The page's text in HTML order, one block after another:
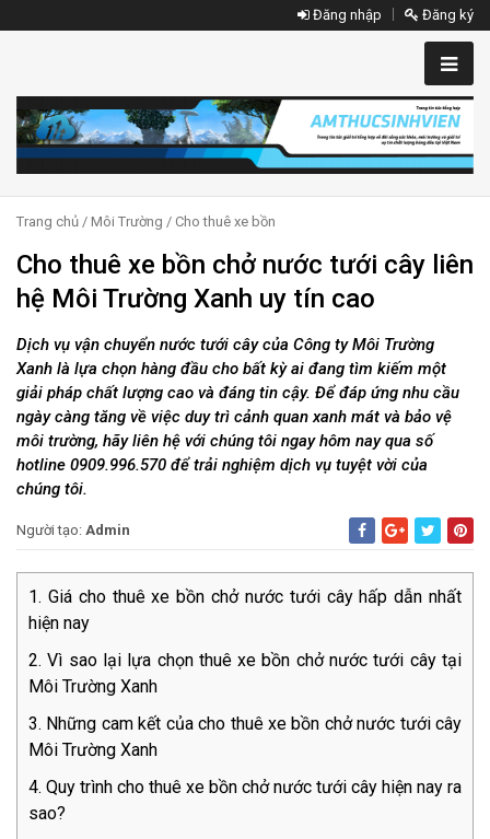
Đăng nhập Đăng ký
Trang chủ / Môi Trường / Cho thuê xe bồn
Cho thuê xe bồn chở nước tưới cây liên
hệ Môi Trường Xanh uy tín cao
Dịch vụ vận chuyển nước tưới cây của Công ty Môi Trường
Xanh là lựa chọn hàng đầu cho bất kỳ ai đang tìm kiếm một
giải pháp chất lượng cao và đáng tin cậy. Để đáp ứng nhu cầu
ngày càng tăng về việc duy trì cảnh quan xanh mát và bảo vệ
môi trường, hãy liên hệ với chúng tôi ngay hôm nay qua số
hotline 0909.996.570 để trải nghiệm dịch vụ tuyệt vời của
chúng tôi.
Người tạo: Admin
Giá cho thuê xe bồn chở nước tưới cây hấp dẫn nhất
hiện nay
Vì sao lại lựa chọn thuê xe bồn chở nước tưới cây tại
Môi Trường Xanh
Những cam kết của cho thuê xe bồn chở nước tưới cây
Môi Trường Xanh
Quy trình cho thuê xe bồn chở nước tưới cây hiện nay ra
sao?